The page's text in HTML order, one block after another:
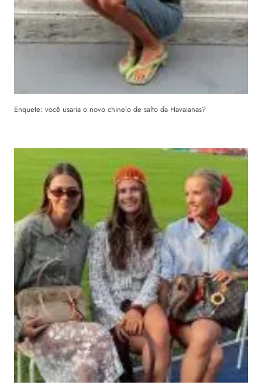
Enquete: você usaria o novo chinelo de salto da Havaianas?